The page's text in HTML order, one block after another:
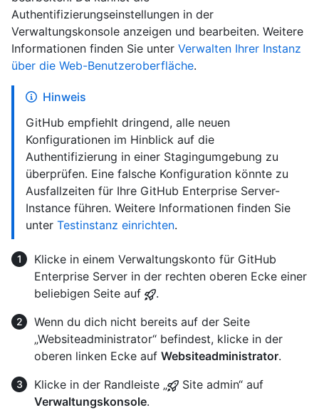
Authentifizierungseinstellungen in der
Verwaltungskonsole anzeigen und bearbeiten. Weitere
Informationen finden Sie unter Verwalten Ihrer Instanz
über die Web-Benutzeroberfläche.
Hinweis
GitHub empfiehlt dringend, alle neuen
Konfigurationen im Hinblick auf die
Authentifizierung in einer Stagingumgebung zu
überprüfen. Eine falsche Konfiguration könnte zu
Ausfallzeiten für Ihre GitHub Enterprise Server-
Instance führen. Weitere Informationen finden Sie
unter Testinstanz einrichten.
Klicke in einem Verwaltungskonto für GitHub
Enterprise Server in der rechten oberen Ecke einer
beliebigen Seite auf
.
Wenn du dich nicht bereits auf der Seite
„Websiteadministrator“ befindest, klicke in der
oberen linken Ecke auf Websiteadministrator.
Klicke in der Randleiste „
Site admin“ auf
Verwaltungskonsole.